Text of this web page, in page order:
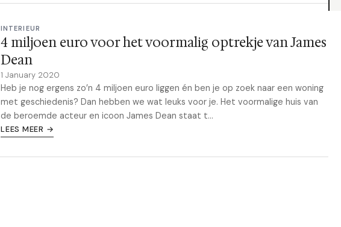
INTERIEUR
4 miljoen euro voor het voormalig optrekje van James
Dean
1 January 2020
Heb je nog ergens zo’n 4 miljoen euro liggen én ben je op zoek naar een woning
met geschiedenis? Dan hebben we wat leuks voor je. Het voormalige huis van
de beroemde acteur en icoon James Dean staat t...
LEES MEER →